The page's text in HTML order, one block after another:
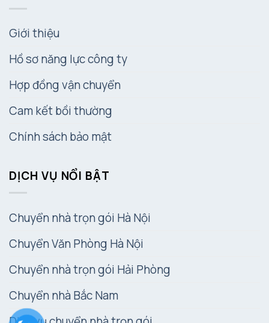
Giới thiệu
Hồ sơ năng lực công ty
Hợp đồng vận chuyển
Cam kết bồi thường
Chính sách bảo mật
DỊCH VỤ NỔI BẬT
Chuyển nhà trọn gói Hà Nội
Chuyển Văn Phòng Hà Nội
Chuyển nhà trọn gói Hải Phòng
Chuyển nhà Bắc Nam